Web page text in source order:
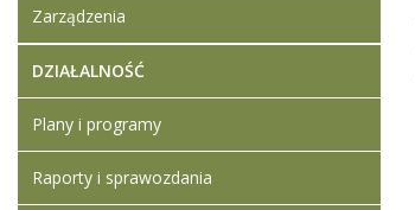
Zarządzenia
DZIAŁALNOŚĆ
Plany i programy
Raporty i sprawozdania